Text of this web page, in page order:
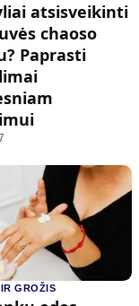
atsisveikinti
chaoso
Paprasti
GROŽIS